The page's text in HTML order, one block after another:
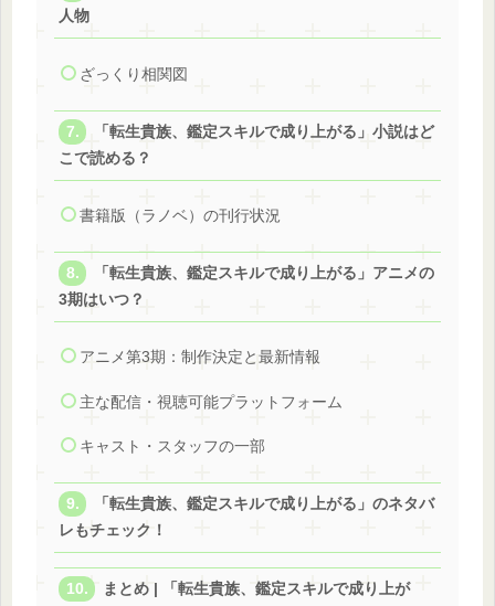
人物
ざっくり相関図
「転生貴族、鑑定スキルで成り上がる」小説はど
こで読める？
書籍版（ラノベ）の刊行状況
「転生貴族、鑑定スキルで成り上がる」アニメの
3期はいつ？
アニメ第3期：制作決定と最新情報
主な配信・視聴可能プラットフォーム
キャスト・スタッフの一部
「転生貴族、鑑定スキルで成り上がる」のネタバ
レもチェック！
まとめ | 「転生貴族、鑑定スキルで成り上が